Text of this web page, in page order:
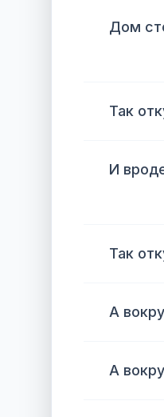
Дом
Так
И
Так
А
А